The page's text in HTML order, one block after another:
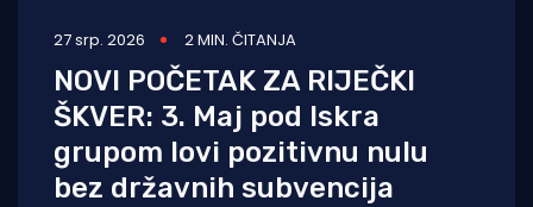
27 srp. 2026 2 MIN. ČITANJA
NOVI POČETAK ZA RIJEČKI
ŠKVER: 3. Maj pod Iskra
grupom lovi pozitivnu nulu
bez državnih subvencija